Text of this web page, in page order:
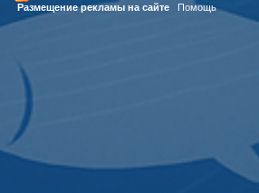
Размещение рекламы на сайте
Помощь